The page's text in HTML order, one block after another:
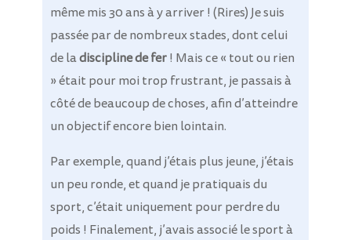
même mis 30 ans à y arriver ! (Rires) Je suis
passée par de nombreux stades, dont celui
de ladiscipline de fer! Mais ce « tout ou rien
» était pour moi trop frustrant, je passais à
côté de beaucoup de choses, afin d’atteindre
un objectif encore bien lointain.
Par exemple, quand j’étais plus jeune, j’étais
un peu ronde, et quand je pratiquais du
sport, c’était uniquement pour perdre du
poids ! Finalement, j’avais associé le sport à